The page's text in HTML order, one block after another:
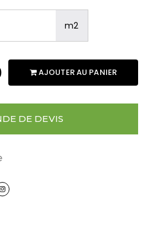
m2
AJOUTER AU PANIER
DE DEVIS